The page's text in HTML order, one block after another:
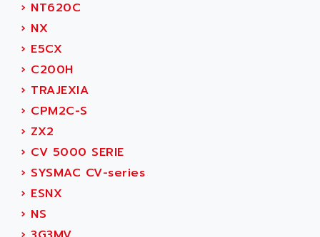
SMC50 / SMC600
SMC25 et SMC35
SMC25
SMC
PB80
WS SERIES
PB200
TSX COMPACT
AC SMARTMOTION
ACARD
ACB
ACBEL
ACCESS
ACCROSSER
ACCU
ACCU-SORT SYSTEMS
› NT620C
› NX
› E5CX
› C200H
› TRAJEXIA
› CPM2C-S
› ZX2
› CV 5000 SERIE
› SYSMAC CV-series
› ESNX
› NS